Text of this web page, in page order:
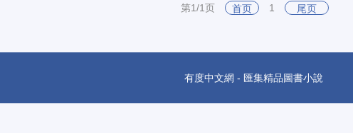
第1/1页 首页 1 尾页
有度中文網 - 匯集精品圖書小說